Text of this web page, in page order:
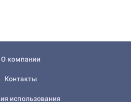
О компании
Контакты
использования